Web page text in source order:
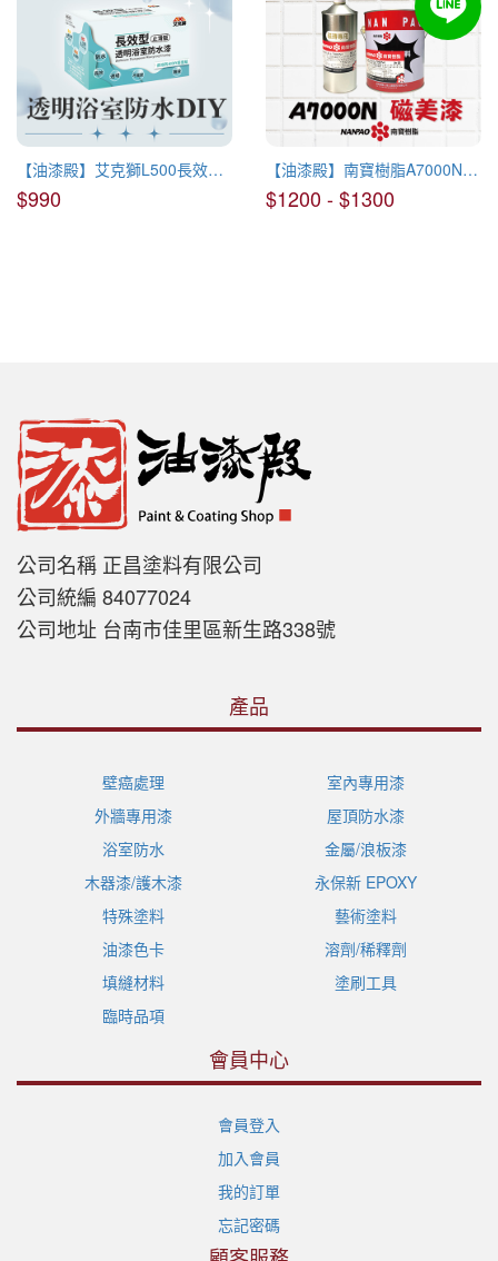
【油漆殿】艾克獅L500長效型透明浴室防水漆
$990
【油漆殿】南寶樹脂A7000N磁美漆(磁磚專用)
$1200 - $1300
公司名稱 正昌塗料有限公司
公司統編 84077024
公司地址 台南市佳里區新生路338號
產品
壁癌處理
室內專用漆
外牆專用漆
屋頂防水漆
浴室防水
金屬/浪板漆
木器漆/護木漆
永保新 EPOXY
特殊塗料
藝術塗料
油漆色卡
溶劑/稀釋劑
填縫材料
塗刷工具
臨時品項
會員中心
會員登入
加入會員
我的訂單
忘記密碼